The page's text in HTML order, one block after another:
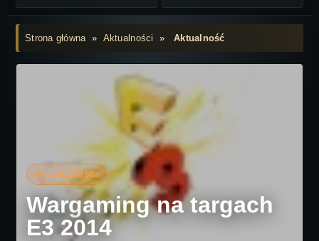
Strona główna» Aktualności »Aktualność
Wargaming na targach
E3 2014